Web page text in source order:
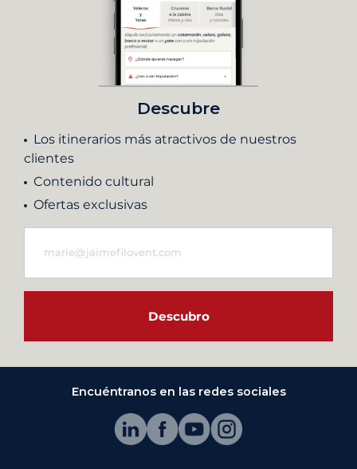
Descubre
Los itinerarios más atractivos de nuestros
clientes
Contenido cultural
Ofertas exclusivas
Descubro
Encuéntranos en las redes sociales